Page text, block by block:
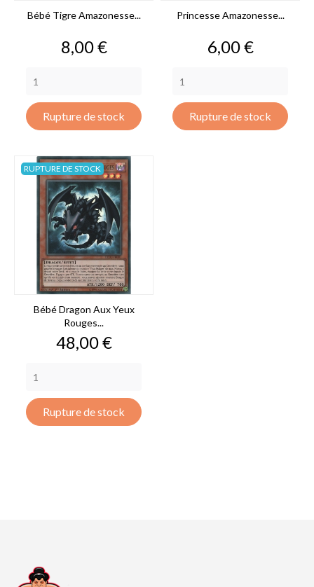
Bébé Tigre Amazonesse...
Prix
8,00 €
Rupture de stock
Princesse Amazonesse...
Prix
6,00 €
Rupture de stock
Bébé Dragon Aux Yeux
Rouges...
Prix
48,00 €
Rupture de stock
RUPTURE DE STOCK